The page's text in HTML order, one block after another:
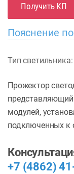
Получить КП
Пояснение
Тип светильника:
Прожектор
представляющий
модулей,
подключенных к
+7 (4862)